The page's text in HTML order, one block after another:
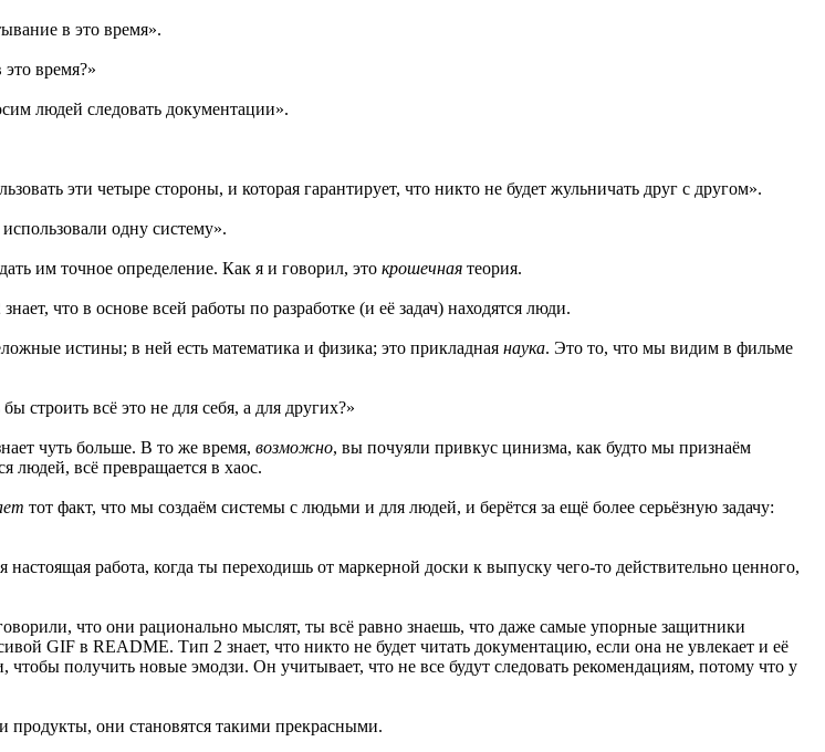
в это время».
время?»
людей следовать документации».
эти четыре стороны, и которая гарантирует, что никто не будет жульничать друг с другом».
одну систему».
им точное определение. Как я и говорил, это крошечная теория.
что в основе всей работы по разработке (и её задач) находятся люди.
истины; в ней есть математика и физика; это прикладная наука. Это то, что мы видим в фильме
строить всё это не для себя, а для других?»
чуть больше. В то же время, возможно, вы почуяли привкус цинизма, как будто мы признаём
людей, всё превращается в хаос.
тот факт, что мы создаём системы с людьми и для людей, и берётся за ещё более серьёзную задачу:
настоящая работа, когда ты переходишь от маркерной доски к выпуску чего-то действительно ценного,
что они рационально мыслят, ты всё равно знаешь, что даже самые упорные защитники
GIF в README. Тип 2 знает, что никто не будет читать документацию, если она не увлекает и её
получить новые эмодзи. Он учитывает, что не все будут следовать рекомендациям, потому что у
продукты, они становятся такими прекрасными.